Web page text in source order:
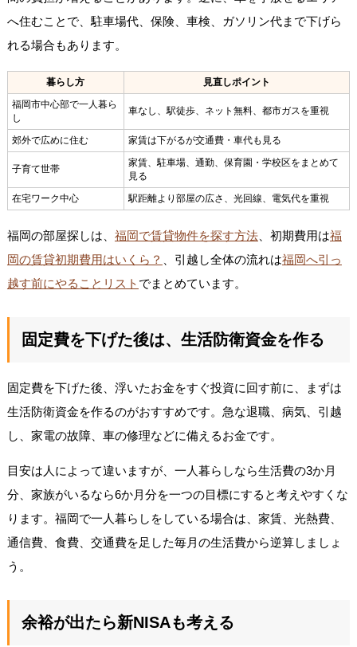
へ住むことで、駐車場代、保険、車検、ガソリン代まで下げら
れる場合もあります。
暮らし方
見直しポイント
福岡市中心部で一人暮ら
し
車なし、駅徒歩、ネット無料、都市ガスを重視
郊外で広めに住む 家賃は下がるが交通費・車代も見る
子育て世帯
家賃、駐車場、通勤、保育園・学校区をまとめて
見る
在宅ワーク中心
駅距離より部屋の広さ、光回線、電気代を重視
福岡の部屋探しは、 福岡で賃貸物件を探す方法、初期費用は福
岡の賃貸初期費用はいくら？
、引越し全体の流れは福岡へ引っ
越す前にやることリスト でまとめています。
固定費を下げた後は、生活防衛資金を作る
固定費を下げた後、浮いたお金をすぐ投資に回す前に、まずは
生活防衛資金を作るのがおすすめです。急な退職、病気、引越
し、家電の故障、車の修理などに備えるお金です。
目安は人によって違いますが、一人暮らしなら生活費の3か月
分、家族がいるなら6か月分を一つの目標にすると考えやすくな
ります。福岡で一人暮らしをしている場合は、家賃、光熱費、
通信費、食費、交通費を足した毎月の生活費から逆算しましょ
う。
余裕が出たら新NISAも考える